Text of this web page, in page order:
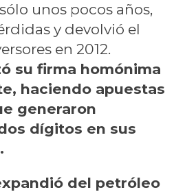
unos pocos años,
y devolvió el
en 2012.
su firma homónima
haciendo apuestas
generaron
dígitos en sus
del petróleo